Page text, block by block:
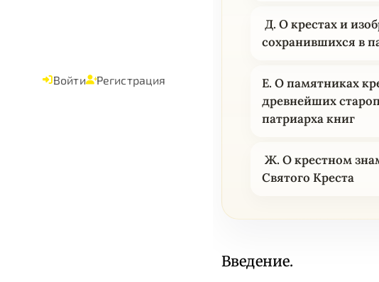
Войти Регистрация
Д. О крестах и
сохранившихся в
Е. О памятниках
древнейших
патриарха книг
Ж. О крестном
Святого Креста
Введение.